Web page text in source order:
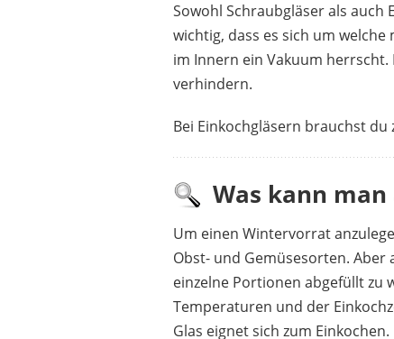
Sowohl Schraubgläser als auch
wichtig, dass es sich um
im Innern ein Vakuum
verhindern.
Bei Einkochgläsern brauchst
Was kann
Um einen Wintervorrat
Obst- und Gemüsesorten.
einzelne Portionen abgefüllt zu
Temperaturen und der
Glas eignet sich zum Einkochen.